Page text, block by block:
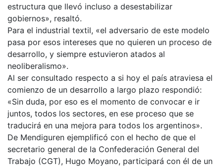
estructura que llevó incluso a desestabilizar
gobiernos», resaltó.
Para el industrial textil, «el adversario de este modelo
pasa por esos intereses que no quieren un proceso de
desarrollo, y siempre estuvieron atados al
neoliberalismo».
Al ser consultado respecto a si hoy el país atraviesa el
comienzo de un desarrollo a largo plazo respondió:
«Sin duda, por eso es el momento de convocar e ir
juntos, todos los sectores, en ese proceso que se
traducirá en una mejora para todos los argentinos».
De Mendiguren ejemplificó con el hecho de que el
secretario general de la Confederación General del
Trabajo (CGT), Hugo Moyano, participará con él de un